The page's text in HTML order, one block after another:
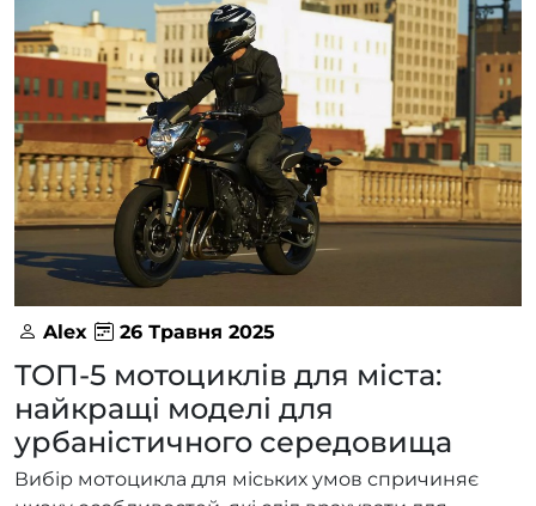
Alex 26 Травня 2025
ТОП-5 мотоциклів для міста:
найкращі моделі для
урбаністичного середовища
Вибір мотоцикла для міських умов спричиняє